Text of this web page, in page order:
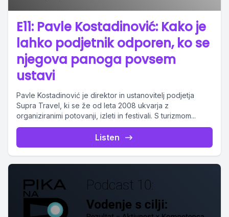
E11: Pavle Kostadinović: Kako je
lahko podjetnik odporen, ko se
njegova panoga povsem
ustavi
Pavle Kostadinović je direktor in ustanovitelj podjetja
Supra Travel, ki se že od leta 2008 ukvarja z
organiziranimi potovanji, izleti in festivali. S turizmom...
Listen